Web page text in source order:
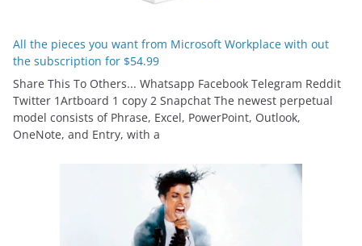
All the pieces you want from Microsoft Workplace with out
the subscription for $54.99
Share This To Others... Whatsapp Facebook Telegram Reddit
Twitter 1Artboard 1 copy 2 Snapchat The newest perpetual
model consists of Phrase, Excel, PowerPoint, Outlook,
OneNote, and Entry, with a